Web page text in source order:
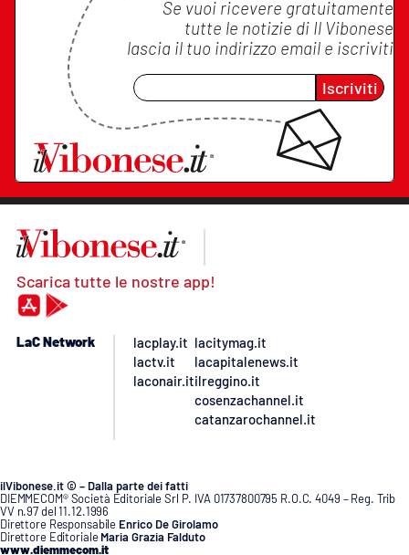
Se vuoi ricevere gratuitamente
tutte le notizie di Il Vibonese
lascia il tuo indirizzo email e iscriviti
Iscriviti
Scarica tutte le nostre app!
LaC Network
lacplay.it
lactv.it
laconair.it
lacitymag.it
lacapitalenews.it
ilreggino.it
cosenzachannel.it
catanzarochannel.it
ilVibonese.it © – Dalla parte dei fatti
DIEMMECOM® Società Editoriale Srl P. IVA 01737800795 R.O.C. 4049 – Reg. Trib
VV n.97 del 11.12.1996
Direttore Responsabile Enrico De Girolamo
Direttore Editoriale Maria Grazia Falduto
www.diemmecom.it